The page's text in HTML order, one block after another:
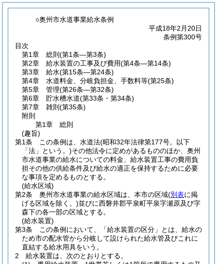
○奥州市水道事業給水条例
平成18年2月20日
条例第300号
目次
第1章
総則 (第1条―第3条)
第2章
給水装置の工事及び費用(第4条―第14条)
第3章
給水(第15条―第24条)
第4章
水道料金、分岐負担金、手数料等(第25条)
第5章
管理(第26条―第32条)
第6章
貯水槽水道(第33条・第34条)
第7章
雑則 (第35条)
附則
第1章
総則
(趣旨)
第1条
この条例は、水道法(昭和32年法律第177号。以下
「法」という。)その他法令に定めがあるもののほか、奥州
市水道事業の給水についての料金、給水装置工事の費用負
担その他の供給条件及び給水の適正を保持するために必要
な事項を定めるものとする。
(給水区域)
第2条
奥州市水道事業の給水区域は、本市の区域(別表に掲
げる区域を除く。)並びに西磐井郡平泉町平泉字瀬原及び字
森下の各一部の区域とする。
(給水装置)
第3条
この条例において、「給水装置の区分」とは、給水の
ため市の配水管から分岐して設けられた給水管及びこれに
直結する給水用具をいう。
2
給水装置は、次のとおりとする。